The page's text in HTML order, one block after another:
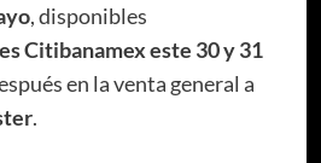
, disponibles
Citibanamex este 30 y 31
en la venta general a
.